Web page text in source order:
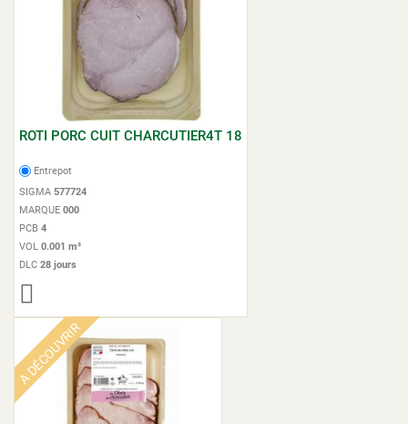
ROTI PORC CUIT CHARCUTIER4T 18
Entrepot
SIGMA 577724
MARQUE 000
PCB 4
VOL 0.001 m³
DLC 28 jours
A DÉCOUVRIR